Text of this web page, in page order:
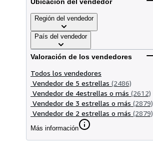
Ubicación del vendedor
Región del vendedor
País del vendedor
Valoración de los vendedores
Todos los vendedores
Vendedor de 5 estrellas (2486)
Vendedor de 4estrellas o más (2612)
Vendedor de 3 estrellas o más (2879)
Vendedor de 2 estrellas o más (2879)
Más información